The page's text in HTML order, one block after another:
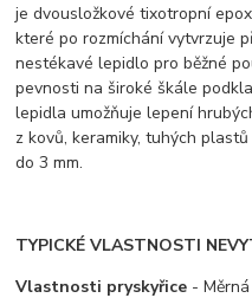
je dvousložkové tixotropní
které po rozmíchání vytvrzuje
nestékavé lepidlo pro běžné
pevnosti na široké škále
lepidla umožňuje lepení
z kovů, keramiky, tuhých
do 3 mm.
TYPICKÉ VLASTNOSTI
Vlastnosti pryskyřice -